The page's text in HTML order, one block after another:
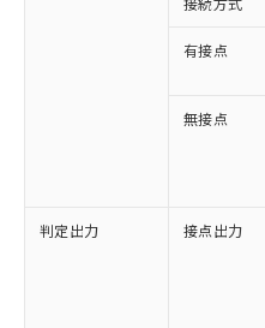
有接点
無接点
判定出力 接点出力
以下の条件をお読
本サービスは
商品の当社在
(税抜)を提供
当社制御機器
本サービスの
ことをご了承
在庫状況およ
対応予定なし：EU
非含有に非対応の
調査・確認中：EU
非含有の対応状況
非該当品：ライセ
害物質有無と関係の
仕入先様の事情によ
いたものが、含有
むを得ず変更するこ
「○」：最大均質材
「×」：最大均質材
基準値を超えている
「－」：未確認で
当社は、これ
為替および外